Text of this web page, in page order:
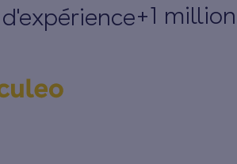
d'expérience+1